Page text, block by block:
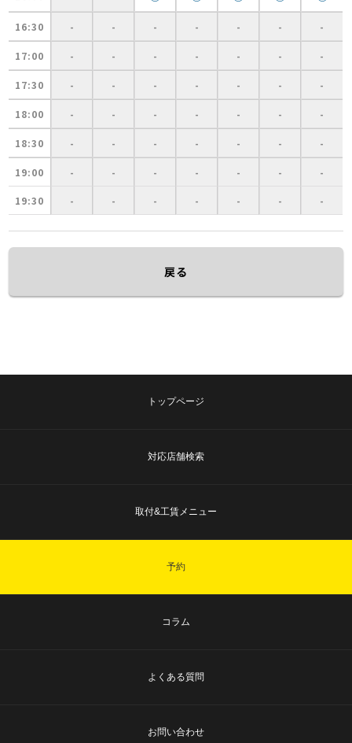
16:30 - - - - - - -
17:00 - - - - - - -
17:30 - - - - - - -
18:00 - - - - - - -
18:30 - - - - - - -
19:00 - - - - - - -
19:30 - - - - - - -
戻る
トップページ
対応店舗検索
取付&工賃メニュー
予約
コラム
よくある質問
お問い合わせ